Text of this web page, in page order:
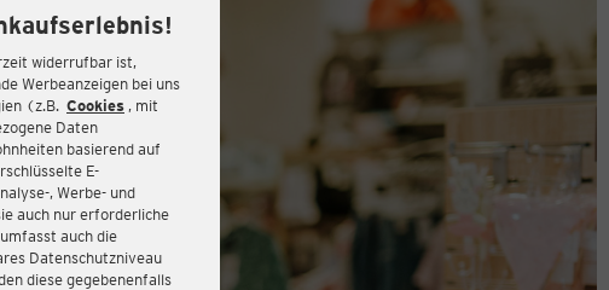
widerrufbar ist,
Werbeanzeigen bei uns
(z.B. Cookies , mit
Daten
basierend auf
E-
, Werbe- und
auch nur erforderliche
auch die
Datenschutzniveau
diese gegebenenfalls